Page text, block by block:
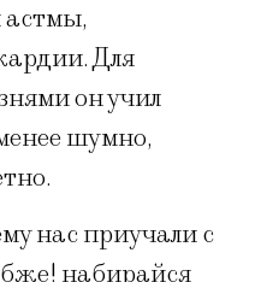
астмы,
Для
он учил
шумно,
нас приучали с
набирайся